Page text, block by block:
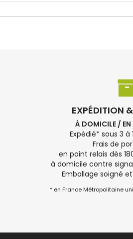
EXPÉDITION
À DOMICILE / EN
Expédié* sous 3 à
Frais de
en point relais dès
à domicile contre
Emballage soigné
* en France Métropolitaine